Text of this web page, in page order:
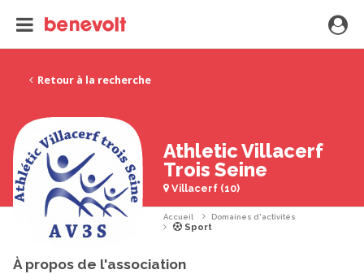
Retour à la recherche
Athletic Villacerf
Trois Seine
Villacerf (10)
Accueil Domaines d'activités
Sport
À propos de l'association